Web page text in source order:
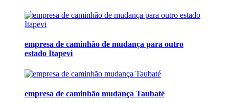
empresa de caminhão de mudança para outro
estado Itapevi
empresa de caminhão mudança Taubaté